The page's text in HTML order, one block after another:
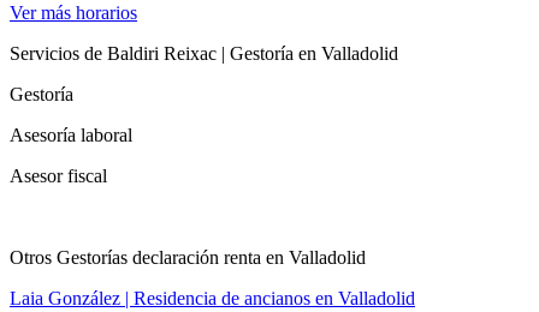
Ver más horarios
Servicios de Baldiri Reixac | Gestoría en Valladolid
Gestoría
Asesoría laboral
Asesor fiscal
Otros Gestorías declaración renta en Valladolid
Laia González | Residencia de ancianos en Valladolid